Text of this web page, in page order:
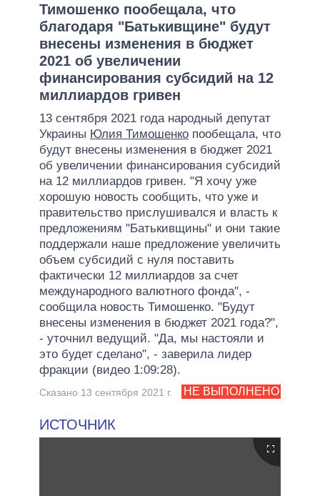
Тимошенко пообещала, что
благодаря "Батькивщине" будут
внесены изменения в бюджет
2021 об увеличении
финансирования субсидий на 12
миллиардов гривен
13 сентября 2021 года народный депутат
Украины Юлия Тимошенко пообещала, что
будут внесены изменения в бюджет 2021
об увеличении финансирования субсидий
на 12 миллиардов гривен. "Я хочу уже
хорошую новость сообщить, что уже и
правительство прислушивался и власть к
предложениям "Батькивщины" и они такие
поддержали наше предложение увеличить
объем субсидий с нуля поставить
фактически 12 миллиардов за счет
международного валютного фонда", -
сообщила новость Тимошенко. "Будут
внесены изменения в бюджет 2021 года?",
- уточнил ведущий. "Да, мы настояли и
это будет сделано", - заверила лидер
фракции (видео 1:09:28).
НЕ ВЫПОЛНЕНО
Сказано 13 сентября 2021 г.
ИСТОЧНИК